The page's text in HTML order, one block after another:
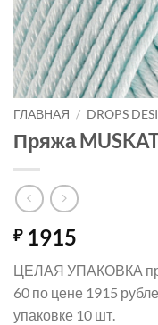
ГЛАВНАЯ / DROPS
Пряжа
₽1915
ЦЕЛАЯ УПАКОВКА
60 по цене 1915
упаковке 10 шт.